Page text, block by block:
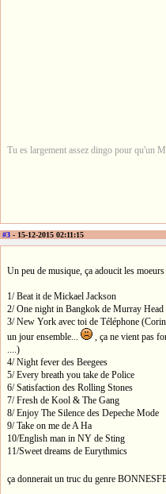
Tu es largement assez dingo pour qu'un
#3 - 15-12-2015 02:11:15
Un peu de musique, ça adoucit les moeurs
1/ Beat it de Mickael Jackson
2/ One night in Bangkok de Murray Head
3/ New York avec toi de Téléphone
un jour ensemble...
, ça ne vient pas
....)
4/ Night fever des Beegees
5/ Every breath you take de Police
6/ Satisfaction des Rolling Stones
7/ Fresh de Kool & The Gang
8/ Enjoy The Silence des Depeche Mode
9/ Take on me de A Ha
10/English man in NY de Sting
11/Sweet dreams de Eurythmics
ça donnerait un truc du genre